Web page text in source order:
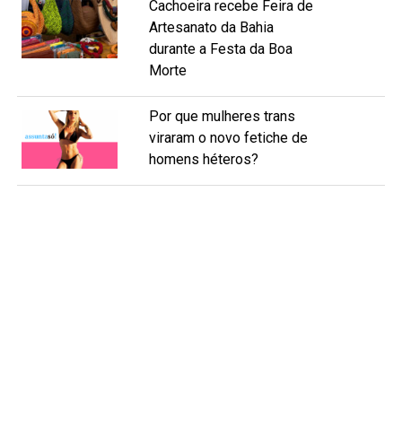
Cachoeira recebe Feira de
Artesanato da Bahia
durante a Festa da Boa
Morte
Por que mulheres trans
viraram o novo fetiche de
homens héteros?